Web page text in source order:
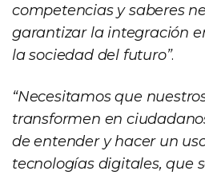
competencias y saberes
garantizar la integración
la sociedad del futuro”.
“Necesitamos que
transformen en
de entender y hacer un
tecnologías digitales, que